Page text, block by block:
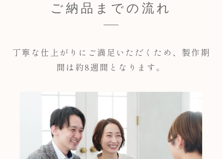
ご納品までの流れ
丁寧な仕上がりにご満足いただくため、製作期
間は約8週間となります。